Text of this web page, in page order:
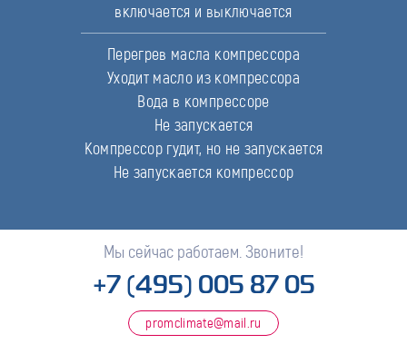
включается и выключается
Перегрев масла компрессора
Уходит масло из компрессора
Вода в компрессоре
Не запускается
Компрессор гудит, но не запускается
Не запускается компрессор
Мы сейчас работаем. Звоните!
+7 (495) 005 87 05
promclimate@mail.ru